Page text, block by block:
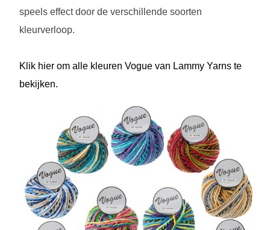
speels effect door de verschillende soorten
kleurverloop.
Klik hier om alle kleuren Vogue van Lammy Yarns te
bekijken.